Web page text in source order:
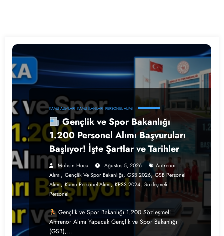
KAMU ALIMLARI KAMU İLANLARI PERSONEL ALIMI
Gençlik ve Spor Bakanlığı
1.200 Personel Alımı Başvuruları
Başlıyor! İşte Şartlar ve Tarihler
Muhsin Hoca Ağustos 5, 2026
Antrenör
Alımı, Gençlik Ve Spor Bakanlığı, GSB 2026,GSB Personel
Alımı,Kamu Personel Alımı,KPSS 2024, Sözleşmeli
Personel
Gençlik ve Spor Bakanlığı 1.200 Sözleşmeli
Antrenör Alımı Yapacak Gençlik ve Spor Bakanlığı
(GSB),…